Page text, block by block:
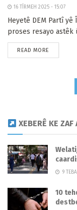
16 TÎRMEH 2025 - 15:07
Heyetê DEM Partî
proses resayo astêk
READ MORE
XEBERÊ KE ZAF
9
10